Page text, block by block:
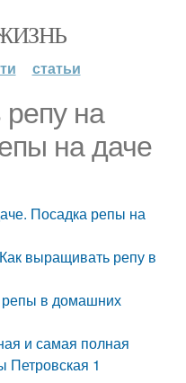
статьи
на
на даче
Посадка репы на
выращивать репу в
в домашних
и самая полная
Петровская 1